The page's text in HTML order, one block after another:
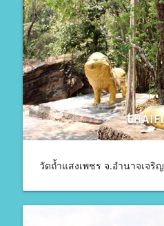
วัดถ้ำแสงเพชร จ.อำนาจเจริญ